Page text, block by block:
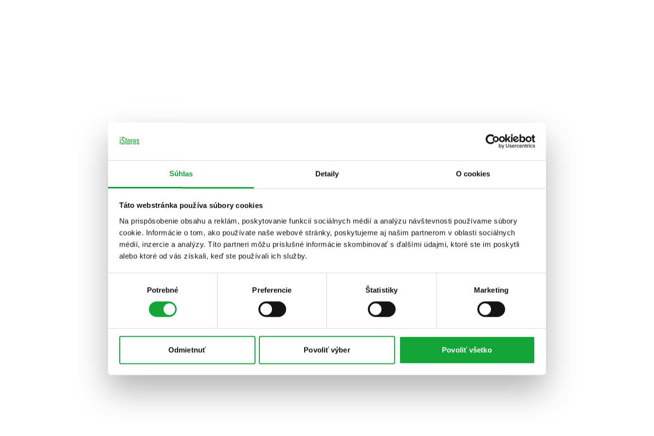
Súhlas Detaily O cookies
Táto webstránka používa súbory cookies
Na prispôsobenie obsahu a reklám, poskytovanie funkcií sociálnych médií a analýzu návštevnosti používame súbory
cookie. Informácie o tom, ako používate naše webové stránky, poskytujeme aj našim partnerom v oblasti sociálnych
médií, inzercie a analýzy. Títo partneri môžu príslušné informácie skombinovať s ďalšími údajmi, ktoré ste im poskytli
alebo ktoré od vás získali, keď ste používali ich služby.
Potrebné Preferencie Štatistiky Marketing
Odmietnuť Povoliť výber Povoliť všetko